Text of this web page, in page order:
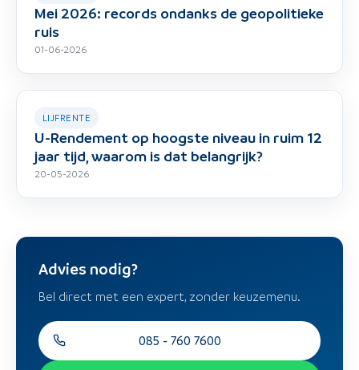
Mei 2026: records ondanks de geopolitieke
ruis
01-06-2026
LIJFRENTE
U-Rendement op hoogste niveau in ruim 12
jaar tijd, waarom is dat belangrijk?
20-05-2026
Advies nodig?
Bel direct met een expert, zonder keuzemenu.
085 - 760 7600